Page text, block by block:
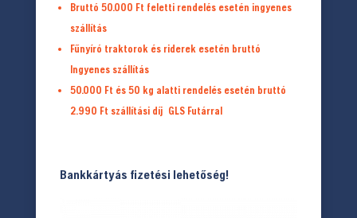
Bruttó 50.000 Ft feletti rendelés esetén ingyenes
szállítás
Fűnyíró traktorok és riderek esetén bruttó
Ingyenes szállítás
50.000 Ft és 50 kg alatti rendelés esetén bruttó
2.990 Ft szállítási díj GLS Futárral
Bankkártyás fizetési lehetőség!